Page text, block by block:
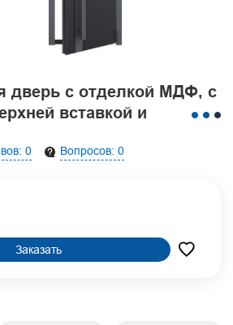
дверь с отделкой МДФ, с
вставкой и
0 Вопросов: 0
Заказать